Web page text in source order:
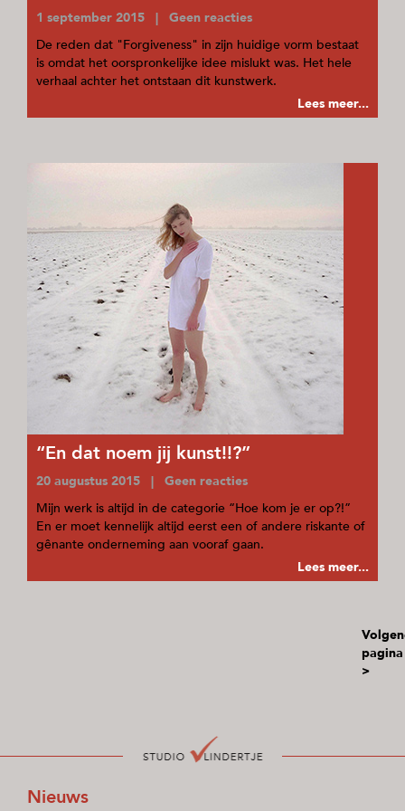
1 september 2015 | Geen reacties
De reden dat "Forgiveness" in zijn huidige vorm bestaat
is omdat het oorspronkelijke idee mislukt was. Het hele
verhaal achter het ontstaan dit kunstwerk.
Lees meer...
“En dat noem jij kunst!!?”
20 augustus 2015 | Geen reacties
Mijn werk is altijd in de categorie “Hoe kom je er op?!”
En er moet kennelijk altijd eerst een of andere riskante of
gênante onderneming aan vooraf gaan.
Lees meer...
pagina
>
Nieuws